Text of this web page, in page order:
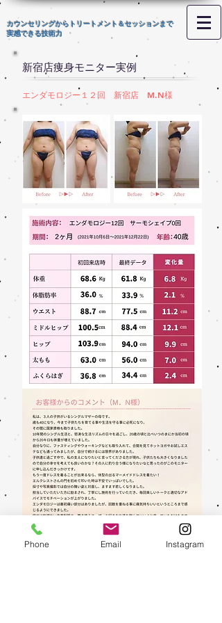
カウンセリングからトリートメント＆セッションまで
​実感できる技術力
新宿店痩身モニター実例
エンダモロジー１２回 新宿店 M.N様
Phone Email Instagram